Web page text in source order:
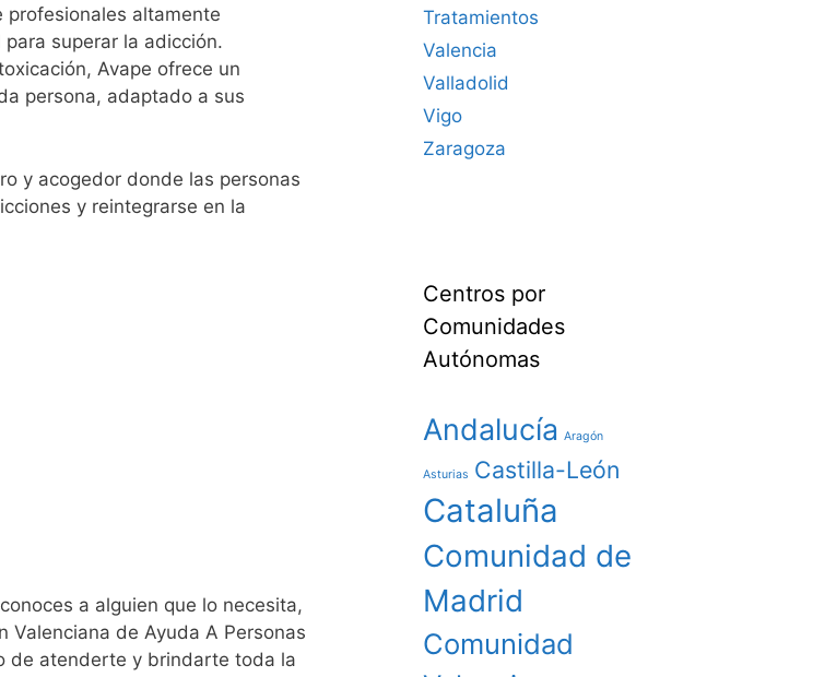
profesionales altamente
superar la adicción.
Avape ofrece un
persona, adaptado a sus
y acogedor donde las personas
y reintegrarse en la
a alguien que lo necesita,
Valenciana de Ayuda A Personas
de atenderte y brindarte toda la
Tratamientos
Valencia
Valladolid
Vigo
Zaragoza
Centros por
Comunidades
Autónomas
Andalucía Aragón
Asturias Castilla-León
Cataluña
Comunidad de
Madrid
Comunidad